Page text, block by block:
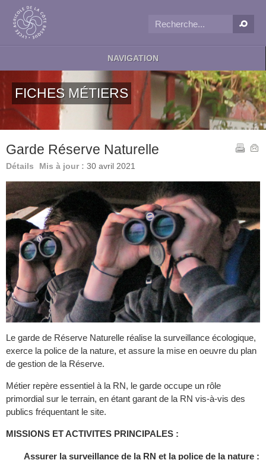
NAVIGATION
FICHES MÉTIERS
Garde Réserve Naturelle
Détails Mis à jour : 30 avril 2021
Le garde de Réserve Naturelle réalise la surveillance écologique,
exerce la police de la nature, et assure la mise en oeuvre du plan
de gestion de la Réserve.
Métier repère essentiel à la RN, le garde occupe un rôle
primordial sur le terrain, en étant garant de la RN vis-à-vis des
publics fréquentant le site.
MISSIONS ET ACTIVITES PRINCIPALES :
Assurer la surveillance de la RN et la police de la nature :